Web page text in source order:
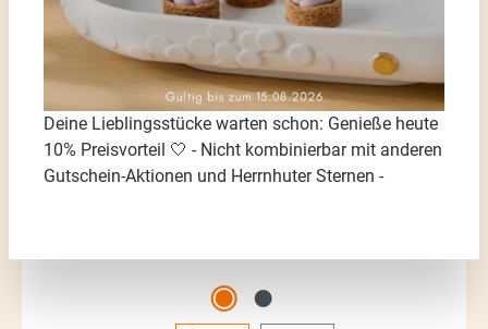
Bildergalerie überspringen
Deine Lieblingsstücke warten schon: Genieße heute
10% Preisvorteil 🤍 - Nicht kombinierbar mit anderen
Gutschein-Aktionen und Herrnhuter Sternen -